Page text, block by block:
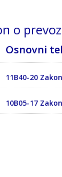
o
Osnovni
11B40-20
10B05-17